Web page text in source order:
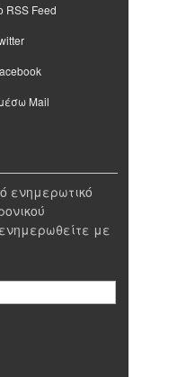
RSS Feed
Mail
ενημερωτικό
με